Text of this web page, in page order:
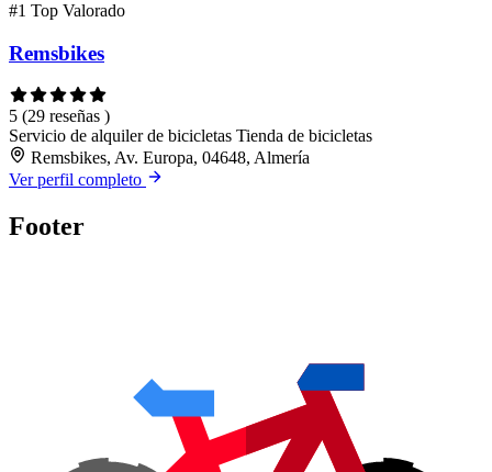
#1 Top Valorado
Remsbikes
5 (29 reseñas )
Servicio de alquiler de bicicletas Tienda de bicicletas
Remsbikes, Av. Europa, 04648, Almería
Ver perfil completo
Footer